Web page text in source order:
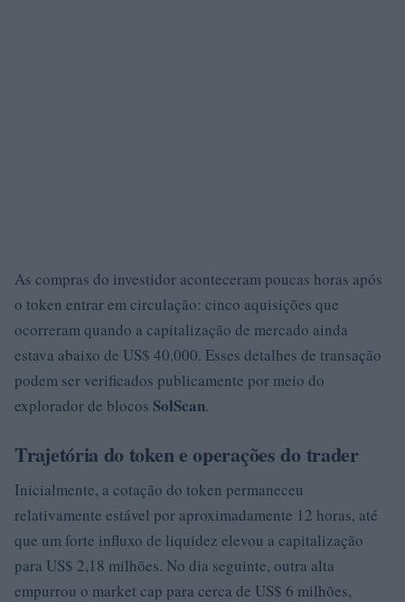
As compras do investidor aconteceram poucas horas após
o token entrar em circulação: cinco aquisições que
ocorreram quando a capitalização de mercado ainda
estava abaixo de US$ 40.000. Esses detalhes de transação
podem ser verificados publicamente por meio do
explorador de blocos SolScan.
Trajetória do token e operações do trader
Inicialmente, a cotação do token permaneceu
relativamente estável por aproximadamente 12 horas, até
que um forte influxo de liquidez elevou a capitalização
para US$ 2,18 milhões. No dia seguinte, outra alta
empurrou o market cap para cerca de US$ 6 milhões,